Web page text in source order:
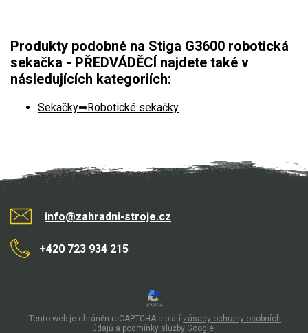
Produkty podobné na Stiga G3600 robotická
sekačka - PŘEDVÁDĚCÍ najdete také v
následujících kategoriích:
Sekačky Robotické sekačky
info@zahradni-stroje.cz
+420 723 934 215
Tento web je chráněn reCAPTCHA a platí zásady ochrany osobních
údajů a podmínky služby Google